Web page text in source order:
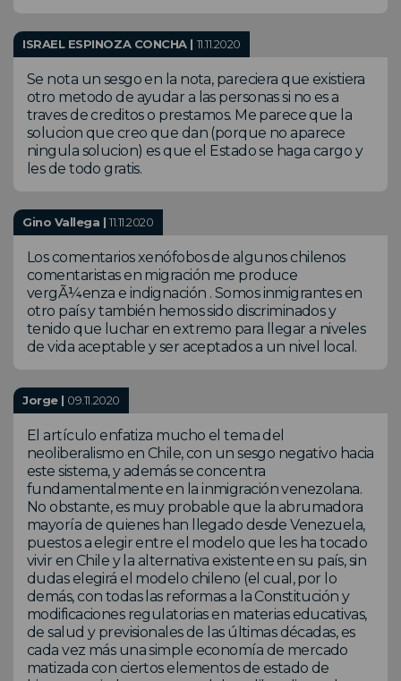
ISRAEL ESPINOZA CONCHA | 11.11.2020
Se nota un sesgo en la nota, pareciera que existiera
otro metodo de ayudar a las personas si no es a
traves de creditos o prestamos. Me parece que la
solucion que creo que dan (porque no aparece
ningula solucion) es que el Estado se haga cargo y
les de todo gratis.
Gino Vallega |11.11.2020
Los comentarios xenófobos de algunos chilenos
comentaristas en migración me produce
vergÃ¼enza e indignación . Somos inmigrantes en
otro país y también hemos sido discriminados y
tenido que luchar en extremo para llegar a niveles
de vida aceptable y ser aceptados a un nivel local.
Jorge | 09.11.2020
El artículo enfatiza mucho el tema del
neoliberalismo en Chile, con un sesgo negativo hacia
este sistema, y además se concentra
fundamentalmente en la inmigración venezolana.
No obstante, es muy probable que la abrumadora
mayoría de quienes han llegado desde Venezuela,
puestos a elegir entre el modelo que les ha tocado
vivir en Chile y la alternativa existente en su país, sin
dudas elegirá el modelo chileno (el cual, por lo
demás, con todas las reformas a la Constitución y
modificaciones regulatorias en materias educativas,
de salud y previsionales de las últimas décadas, es
cada vez más una simple economía de mercado
matizada con ciertos elementos de estado de